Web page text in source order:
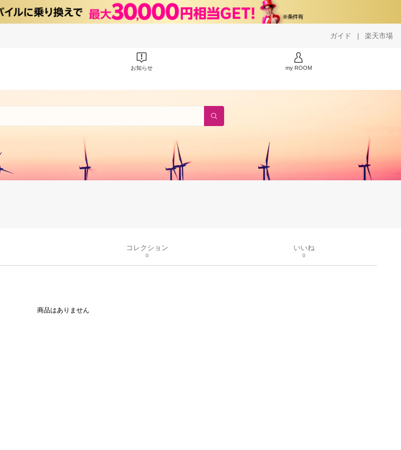
ガイド | 楽天市場
お知らせ my ROOM
コレクション
0
いいね
0
商品はありません